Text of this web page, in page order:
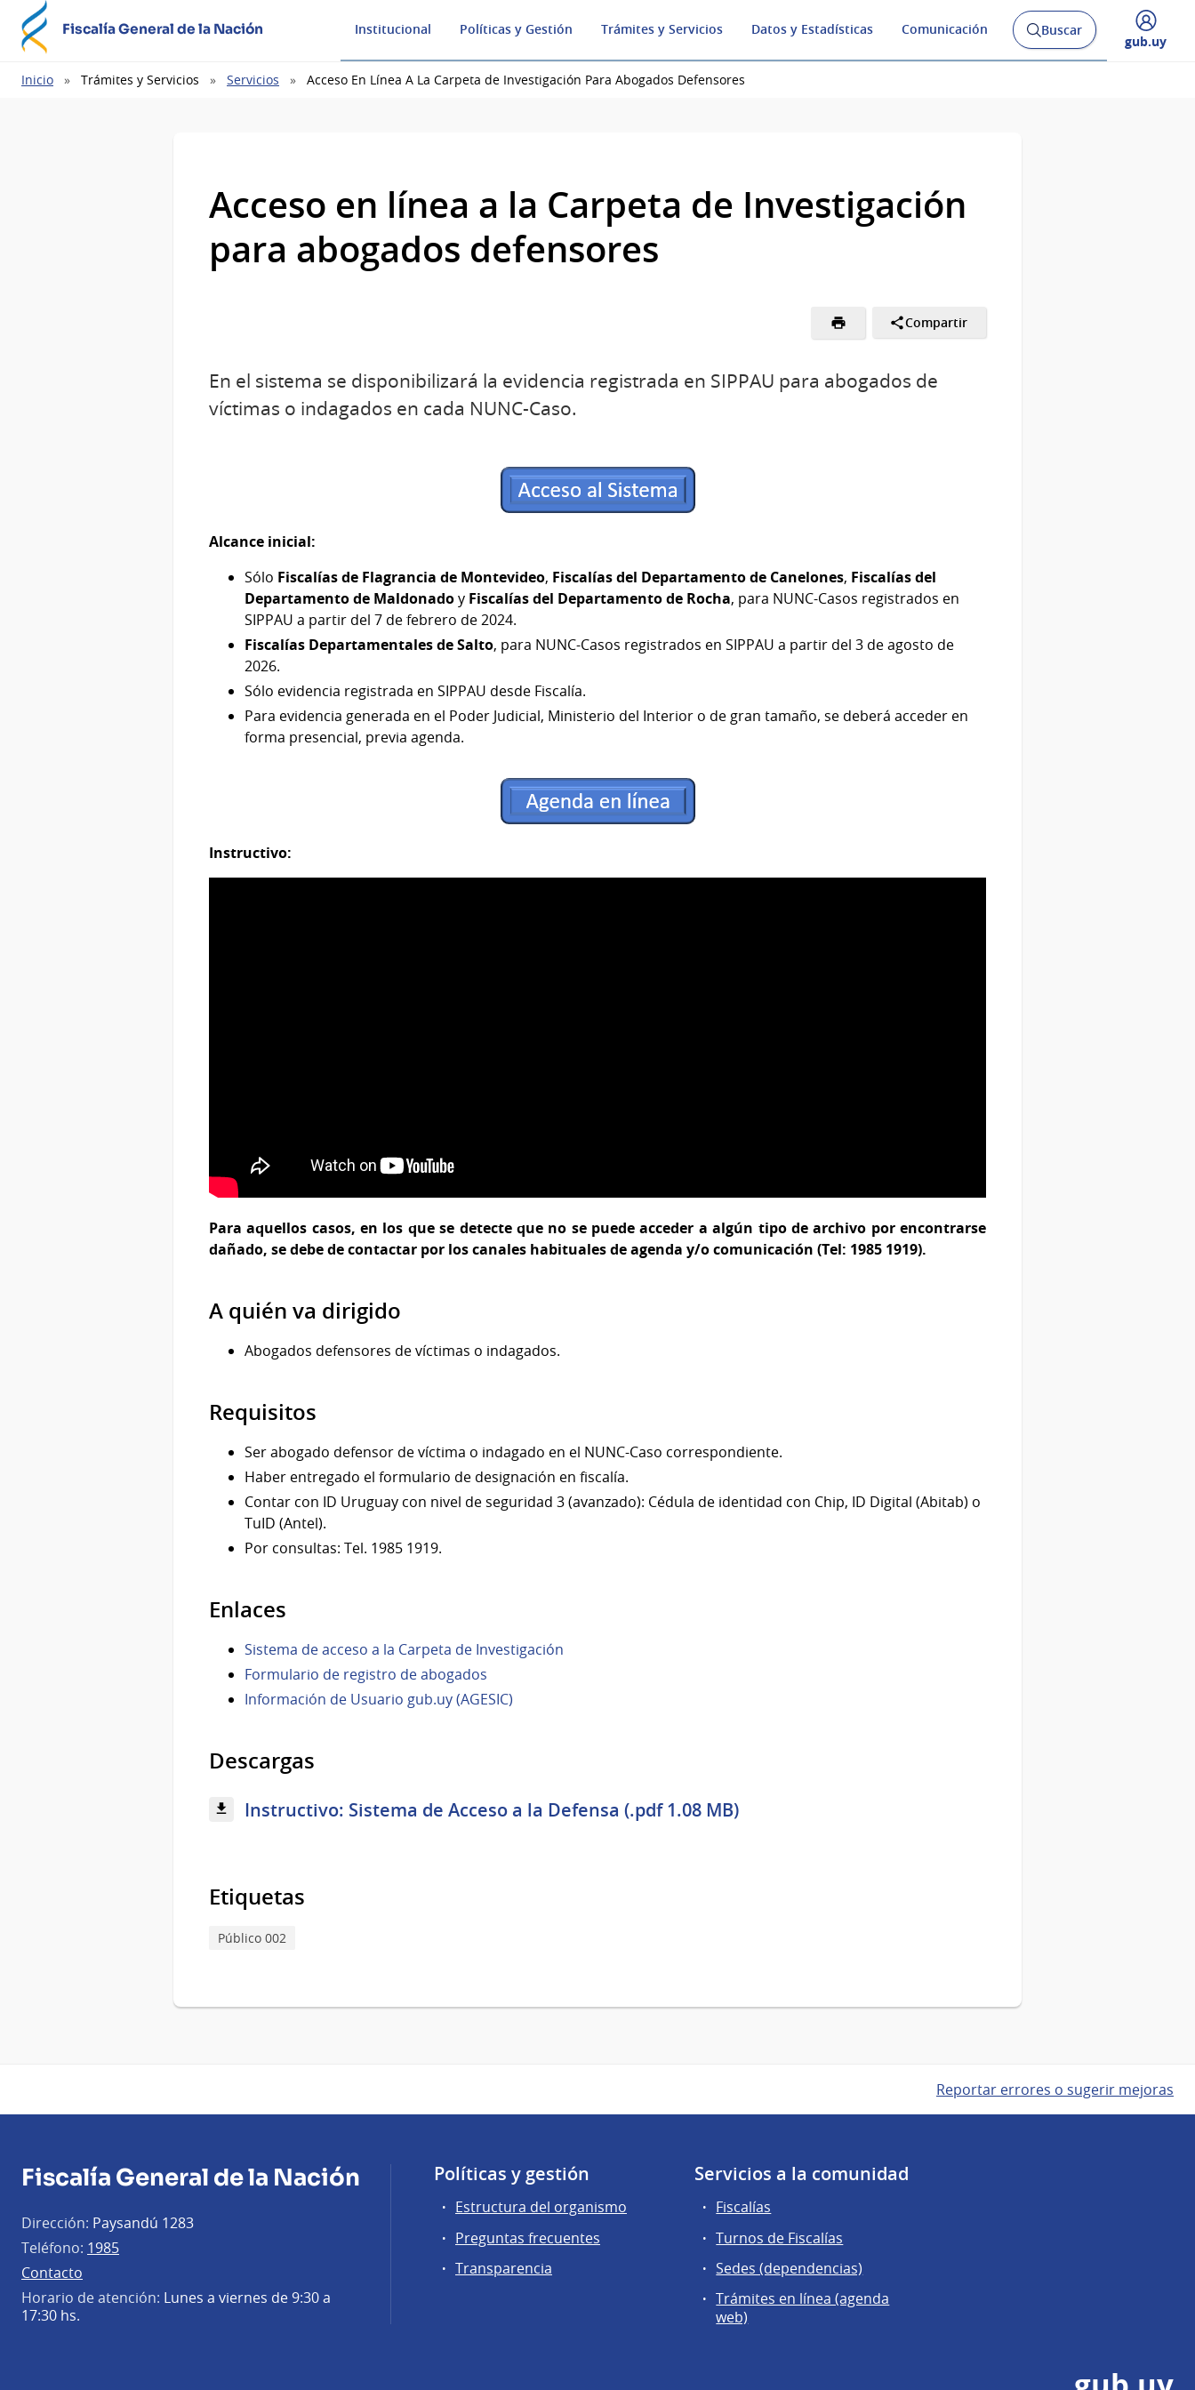
Fiscalía General de la Nación Institucional Políticas y Gestión Trámites y Servicios Datos y Estadísticas Comunicación
Abrir
buscador
Buscar
Desplegar
gub.uy
Ruta
Inicio Trámites y Servicios Servicios Acceso En Línea A La Carpeta de Investigación Para Abogados Defensores
Acceso en línea a la Carpeta de Investigación
para abogados defensores
Compartir
En el sistema se disponibilizará la evidencia registrada en SIPPAU para abogados de
víctimas o indagados en cada NUNC-Caso.
Alcance inicial:
Sólo Fiscalías de Flagrancia de Montevideo, Fiscalías del Departamento de Canelones, Fiscalías del
Departamento de Maldonadoy Fiscalías del Departamento de Rocha, para NUNC-Casos registrados en
SIPPAU a partir del 7 de febrero de 2024.
Fiscalías Departamentales de Salto, para NUNC-Casos registrados en SIPPAU a partir del 3 de agosto de
2026.
Sólo evidencia registrada en SIPPAU desde Fiscalía.
Para evidencia generada en el Poder Judicial, Ministerio del Interior o de gran tamaño, se deberá acceder en
forma presencial, previa agenda.
Instructivo:
Para aquellos casos, en los que se detecte que no se puede acceder a algún tipo de archivo por encontrarse
dañado, se debe de contactar por los canales habituales de agenda y/o comunicación (Tel: 1985 1919).
A quién va dirigido
Abogados defensores de víctimas o indagados.
Requisitos
Ser abogado defensor de víctima o indagado en el NUNC-Caso correspondiente.
Haber entregado el formulario de designación en fiscalía.
Contar con ID Uruguay con nivel de seguridad 3 (avanzado): Cédula de identidad con Chip, ID Digital (Abitab) o
TuID (Antel).
Por consultas: Tel. 1985 1919.
Enlaces
Sistema de acceso a la Carpeta de Investigación
Formulario de registro de abogados
Información de Usuario gub.uy (AGESIC)
Descargas
Instructivo: Sistema de Acceso a la Defensa (.pdf 1.08 MB)
Etiquetas
Público 002
Reportar errores o sugerir mejoras
Fiscalía General de la Nación
Dirección: Paysandú 1283
Teléfono: 1985
Contacto
Horario de atención: Lunes a viernes de 9:30 a
17:30 hs.
Políticas y gestión
Estructura del organismo
Preguntas frecuentes
Transparencia
Servicios a la comunidad
Fiscalías
Turnos de Fiscalías
Sedes (dependencias)
Trámites en línea (agenda
web)